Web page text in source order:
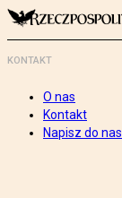
KONTAKT
O nas
Kontakt
Napisz do nas